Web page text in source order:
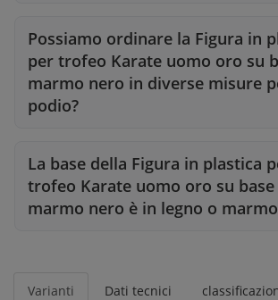
Possiamo ordinare la Figura in
per trofeo Karate uomo oro su
marmo nero in diverse misure
podio?
La base della Figura in plastica
trofeo Karate uomo oro su base
marmo nero è in legno o
Varianti Dati tecnici